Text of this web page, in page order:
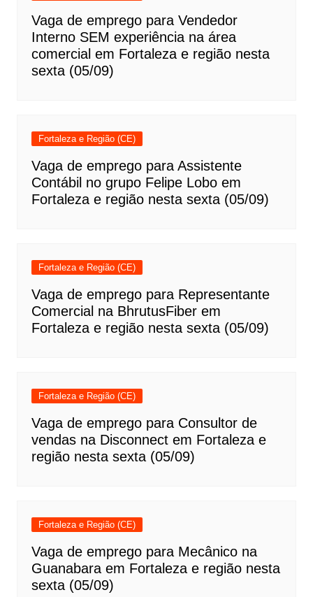
Vaga de emprego para Vendedor
Interno SEM experiência na área
comercial em Fortaleza e região nesta
sexta (05/09)
Fortaleza e Região (CE)
Vaga de emprego para Assistente
Contábil no grupo Felipe Lobo em
Fortaleza e região nesta sexta (05/09)
Fortaleza e Região (CE)
Vaga de emprego para Representante
Comercial na BhrutusFiber em
Fortaleza e região nesta sexta (05/09)
Fortaleza e Região (CE)
Vaga de emprego para Consultor de
vendas na Disconnect em Fortaleza e
região nesta sexta (05/09)
Fortaleza e Região (CE)
Vaga de emprego para Mecânico na
Guanabara em Fortaleza e região nesta
sexta (05/09)